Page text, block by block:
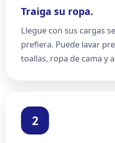
Traiga su ropa.
Llegue con sus cargas
prefiera. Puede lavar
toallas, ropa de cama y
2